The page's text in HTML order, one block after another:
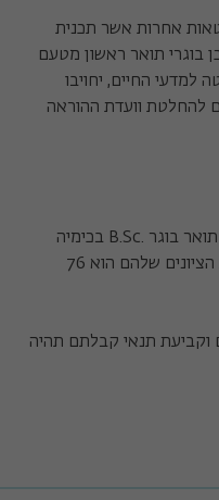
אחרות אשר תכנית
בוגרי תואר ראשון מטעם
למדעי החיים, יחויבו
להחלטת וועדת ההוראה
תכנית יוכלו להרשם סטודנטים בעלי תואר בוגר .B.Sc בכימיה
ובמקצועות רלוונטים נוספים שממוצע הציונים שלהם הוא 76
תנאי קבלתם תהיה